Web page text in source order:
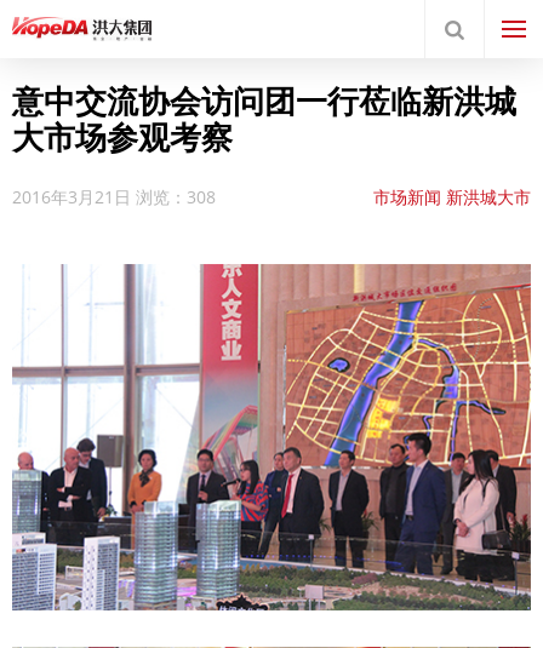
意中交流协会访问团一行莅临新洪城
大市场参观考察
2016年3月21日 浏览：308 市场新闻 新洪城大市